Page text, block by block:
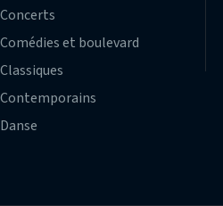
Concerts
Comédies et boulevard
Classiques
Contemporains
Danse